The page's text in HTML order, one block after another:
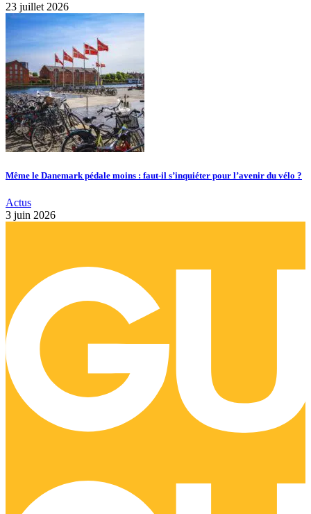
23 juillet 2026
Même le Danemark pédale moins : faut-il s’inquiéter pour l’avenir du vélo ?
Actus
3 juin 2026